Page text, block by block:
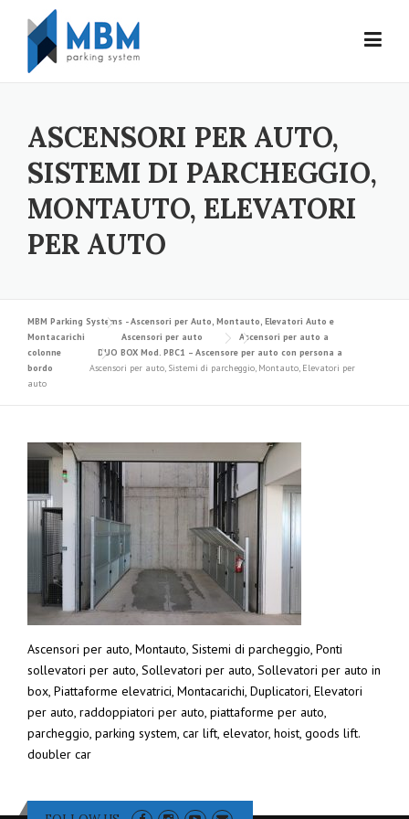
Skip to content
ASCENSORI PER AUTO,
SISTEMI DI PARCHEGGIO,
MONTAUTO, ELEVATORI
PER AUTO
MBM Parking Systems - Ascensori per Auto, Montauto, Elevatori Auto e
Montacarichi
Ascensori per auto
Ascensori per auto a
colonne
DUO BOX Mod. PBC1 – Ascensore per auto con persona a
bordo
Ascensori per auto, Sistemi di parcheggio, Montauto, Elevatori per
auto
Ascensori per auto, Montauto, Sistemi di parcheggio, Ponti
sollevatori per auto, Sollevatori per auto, Sollevatori per auto in
box, Piattaforme elevatrici, Montacarichi, Duplicatori, Elevatori
per auto, raddoppiatori per auto, piattaforme per auto,
parcheggio, parking system, car lift, elevator, hoist, goods lift.
doubler car